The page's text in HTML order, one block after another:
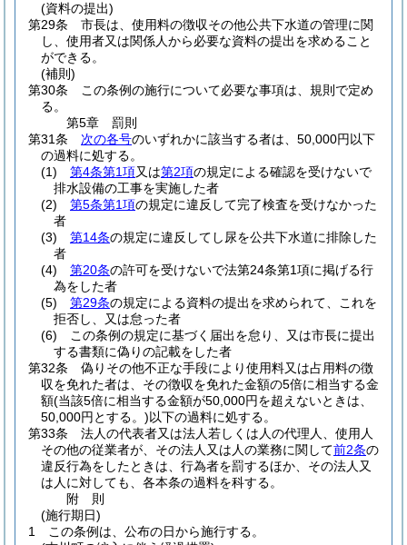
(資料の提出)
第29条
市長は、使用料の徴収その他公共下水道の管理に関
し、使用者又は関係人から必要な資料の提出を求めること
ができる。
(補則)
第30条
この条例の施行について必要な事項は、規則で定め
る。
第5章
罰則
第31条
次の各号のいずれかに該当する者は、50,000円以下
の過料に処する。
(1)
第4条第1項又は第2項の規定による確認を受けないで
排水設備の工事を実施した者
(2)
第5条第1項の規定に違反して完了検査を受けなかった
者
(3)
第14条の規定に違反してし尿を公共下水道に排除した
者
(4)
第20条の許可を受けないで法第24条第1項に掲げる行
為をした者
(5)
第29条の規定による資料の提出を求められて、これを
拒否し、又は怠った者
(6)
この条例の規定に基づく届出を怠り、又は市長に提出
する書類に偽りの記載をした者
第32条
偽りその他不正な手段により使用料又は占用料の徴
収を免れた者は、その徴収を免れた金額の5倍に相当する金
額(当該5倍に相当する金額が50,000円を超えないときは、
50,000円とする。)以下の過料に処する。
第33条
法人の代表者又は法人若しくは人の代理人、使用人
その他の従業者が、その法人又は人の業務に関して前2条の
違反行為をしたときは、行為者を罰するほか、その法人又
は人に対しても、各本条の過料を科する。
附 則
(施行期日)
1
この条例は、公布の日から施行する。